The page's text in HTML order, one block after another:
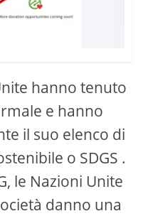
hanno tenuto
e hanno
il suo elenco di
o SDGS .
le Nazioni Unite
danno una